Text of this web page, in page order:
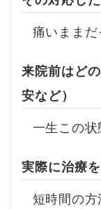
痛いままだ
来院前はど
安など）
一生この状
実際に治療
短時間の